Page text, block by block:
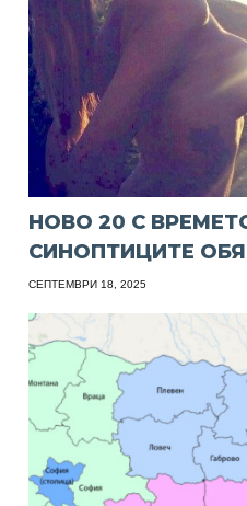
НОВО 20 С
СИНОПТИЦИТЕ
СЕПТЕМВРИ 18, 2025